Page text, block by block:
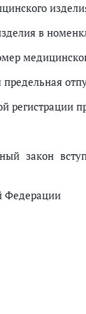
в
предельная
регистрации
закон
Федерации